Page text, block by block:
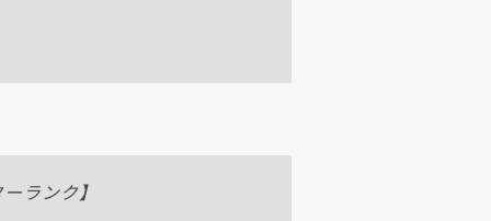
ランク】